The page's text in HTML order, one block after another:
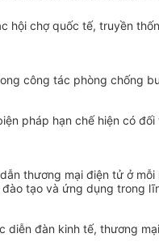
hội chợ quốc tế, truyền
công tác phòng chống
pháp hạn chế hiện có
thương mại điện tử ở
tạo và ứng dụng trong
diễn đàn kinh tế, thương